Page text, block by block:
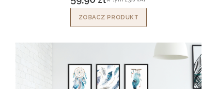
Cena brutto
ZOBACZ PRODUKT